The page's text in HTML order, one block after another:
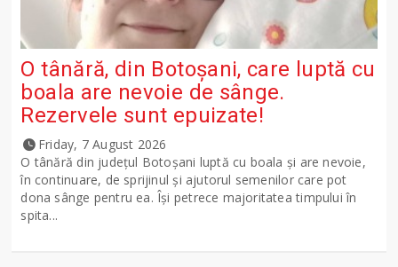
O tânără, din Botoșani, care luptă cu
boala are nevoie de sânge.
Rezervele sunt epuizate!
Friday, 7 August 2026
O tânără din județul Botoșani luptă cu boala și are nevoie,
în continuare, de sprijinul și ajutorul semenilor care pot
dona sânge pentru ea. Își petrece majoritatea timpului în
spita...